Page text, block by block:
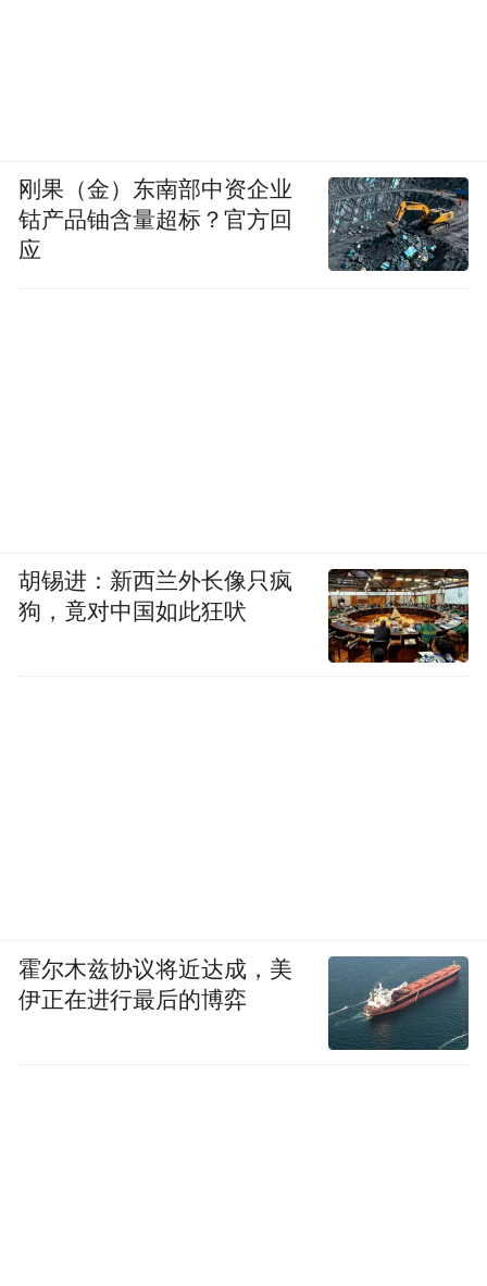
刚果（金）东南部中资企业
钴产品铀含量超标？官方回
应
胡锡进：新西兰外长像只疯
狗，竟对中国如此狂吠
霍尔木兹协议将近达成，美
伊正在进行最后的博弈